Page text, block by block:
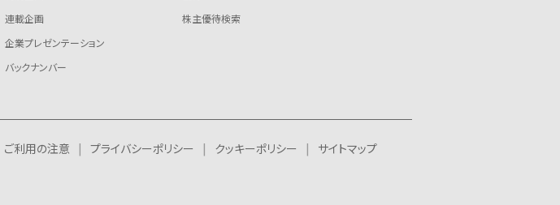
連載企画
企業プレゼンテーション
バックナンバー
株主優待検索
ご利用の注意 プライバシーポリシー クッキーポリシー
サイトマップ